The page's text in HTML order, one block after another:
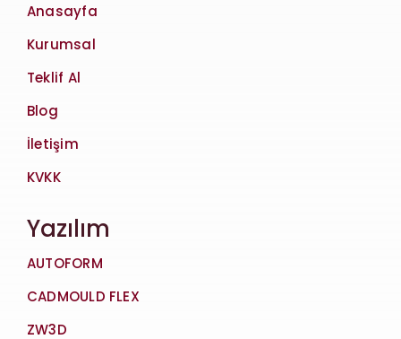
Anasayfa
Kurumsal
Teklif Al
Blog
İletişim
KVKK
Yazılım
AUTOFORM
CADMOULD FLEX
ZW3D